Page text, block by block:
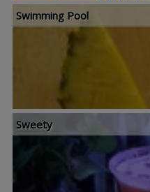
Swimming Pool
Sweety